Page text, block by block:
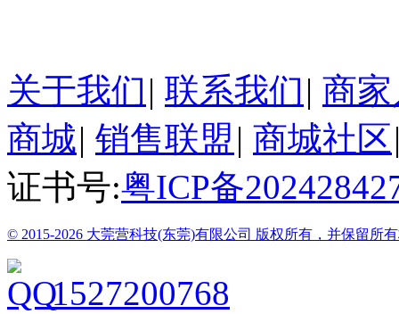
关于我们 | 联系我们 | 商
商城| 销售联盟 | 商城社区
证书号:粤ICP备
© 2015-2026 大莞营科技(东莞)有限公司 版权所有，并保留所
1527200768